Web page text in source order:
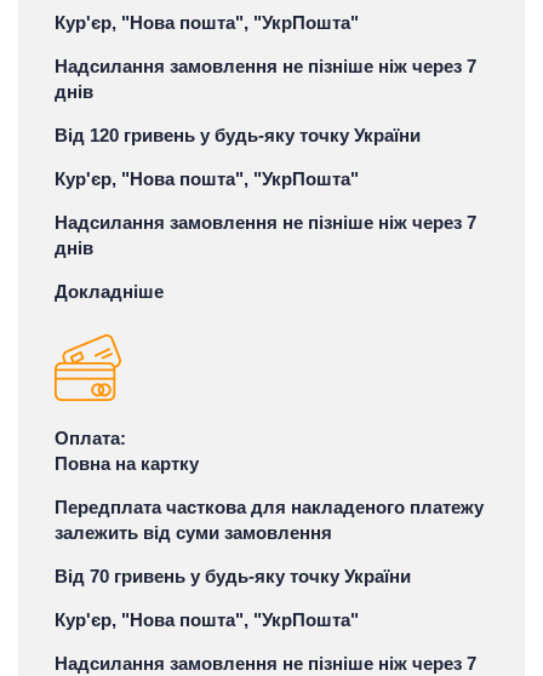
Кур'єр, "Нова пошта", "УкрПошта"
Надсилання замовлення не пізніше ніж через 7
днів
Від 120 гривень у будь-яку точку України
Кур'єр, "Нова пошта", "УкрПошта"
Надсилання замовлення не пізніше ніж через 7
днів
Докладніше
Оплата:
Повна на картку
Передплата часткова для накладеного платежу
залежить від суми замовлення
Від 70 гривень у будь-яку точку України
Кур'єр, "Нова пошта", "УкрПошта"
Надсилання замовлення не пізніше ніж через 7